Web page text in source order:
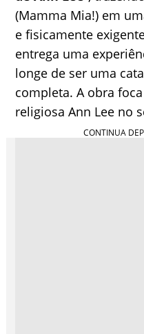
(Mamma Mia!) em
e fisicamente
entrega uma
longe de ser uma
completa. A obra
religiosa Ann Lee no